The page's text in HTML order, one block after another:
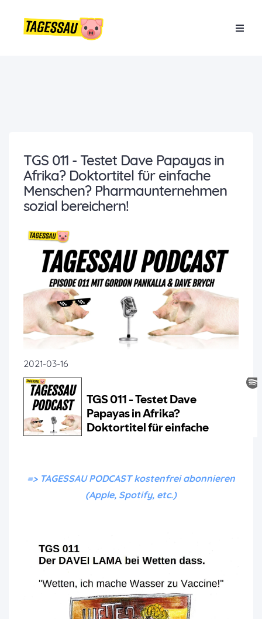
TGS 011 - Testet Dave Papayas in
Afrika? Doktortitel für einfache
Menschen? Pharmaunternehmen
sozial bereichern!
2021-03-16
=> TAGESSAU PODCAST kostenfrei abonnieren
(Apple, Spotify, etc.)